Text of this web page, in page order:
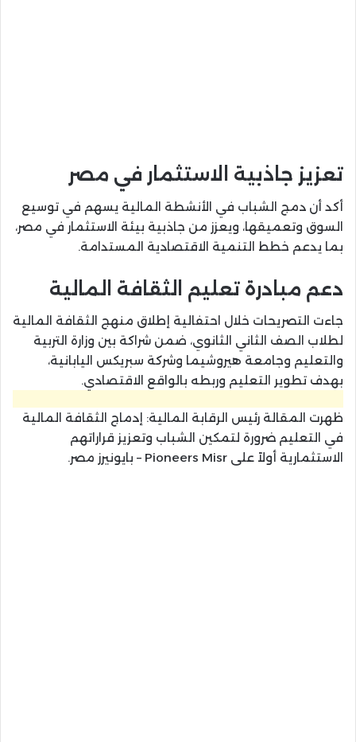
تعزيز جاذبية الاستثمار في مصر
أكد أن دمج الشباب في الأنشطة المالية يسهم في توسيع
السوق وتعميقها، ويعزز من جاذبية بيئة الاستثمار في مصر،
بما يدعم خطط التنمية الاقتصادية المستدامة.
دعم مبادرة تعليم الثقافة المالية
جاءت التصريحات خلال احتفالية إطلاق منهج الثقافة المالية
لطلاب الصف الثاني الثانوي، ضمن شراكة بين وزارة التربية
والتعليم وجامعة هيروشيما وشركة سبريكس اليابانية،
بهدف تطوير التعليم وربطه بالواقع الاقتصادي.
ظهرت المقالة رئيس الرقابة المالية: إدماج الثقافة المالية
في التعليم ضرورة لتمكين الشباب وتعزيز قراراتهم
الاستثمارية أولاً على Pioneers Misr – بايونيرز مصر.